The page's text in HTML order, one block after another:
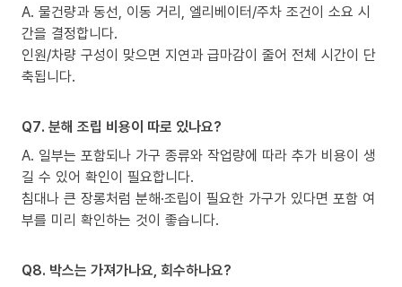
A. 물건량과 동선, 이동 거리, 엘리베이터/주차 조건이 소요 시
간을 결정합니다.
인원/차량 구성이 맞으면 지연과 급마감이 줄어 전체 시간이 단
축됩니다.
Q7. 분해 조립 비용이 따로 있나요?
A. 일부는 포함되나 가구 종류와 작업량에 따라 추가 비용이 생
길 수 있어 확인이 필요합니다.
침대나 큰 장롱처럼 분해·조립이 필요한 가구가 있다면 포함 여
부를 미리 확인하는 것이 좋습니다.
Q8. 박스는 가져가나요, 회수하나요?